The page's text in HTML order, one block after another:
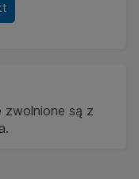
zwolnione są z